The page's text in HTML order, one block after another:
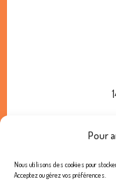
Pour
Nous utilisons des cookies pour
Acceptez ou gérez vos préférences.